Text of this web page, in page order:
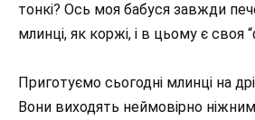
тонкі? Ось моя бабуся завжди
млинці, як коржі, і в цьому є своя
Приготуємо сьогодні млинці на
Вони виходять неймовірно